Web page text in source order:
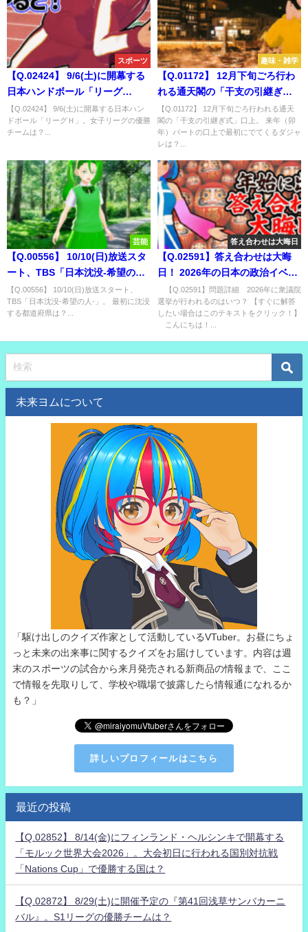
スポーツ
【Q.02424】 9/6(土)に開幕する
日本ハンドボール「リーグ
Ｈ」。女子リーグの優勝チーム
は？
【Q.02424】 9/6(土)に開幕する日本ハン
ドボール「リーグＨ」。女子リーグの優勝
チームは？...
趣味・雑学
【Q.01172】 12月下旬ごろ行わ
れる通天閣の「干支の引継ぎ
式」口上。 来年（卯年）パート
の口上で最初にでてくるダジャ
レは？
【Q.01172】 12月下旬ごろ行われる通天
閣の「干支の引継ぎ式」口上。 来年（卯
年）パートの口上で最初にでてくるダジャ
レは？...
芸能
【Q.00556】 10/10(日)放送スタ
ート、TBS「日本沈没-希望の
人-」。 最初に沈没する都道府県
は？
【Q.00556】 10/10(日)放送スタート、
TBS「日本沈没-希望の人-」。 最初に沈没
する都道府県は？...
答え合わせは大晦日
【Q.02591】答え合わせは大晦
日！ 2026年の日本の政治イベン
トに関する問題
【Q.02591】問題詳細 2026年に衆議院
選挙が行われるのはいつ？ 【すぐに解答
したい場合はこのテキストをクリック！】
こんにちは！...
未来ヨムについて
「駆け出しのクイズ作家として活動しているVTuber。お昼にちょ
っと未来の出来事に関するクイズをお届けしています。内容は週
末のスポーツの試合から来月発売される新商品の情報まで、ここ
で情報を先取りして、学校や職場で披露したら情報通になれるか
も？」
詳しいプロフィールはこちら
最近の投稿
【Q.02852】 8/14(金)にフィンランド・ヘルシンキで開幕する
「モルック世界大会2026」。大会初日に行われる国別対抗戦
「Nations Cup」で優勝する国は？
【Q.02872】 8/29(土)に開催予定の『第41回浅草サンバカーニ
バル』。S1リーグの優勝チームは？